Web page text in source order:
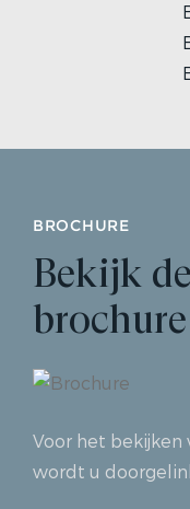
BROCHURE
Bekijk
brochure
Voor het bekijken
wordt u